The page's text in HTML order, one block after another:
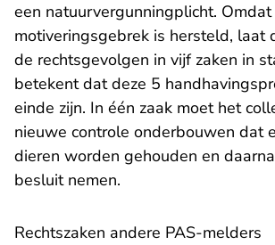
een natuurvergunningplicht.
motiveringsgebrek is hersteld, laat
de rechtsgevolgen in vijf zaken in
betekent dat deze 5
einde zijn. In één zaak moet het
nieuwe controle onderbouwen dat
dieren worden gehouden en
besluit nemen.
Rechtszaken andere PAS-melders